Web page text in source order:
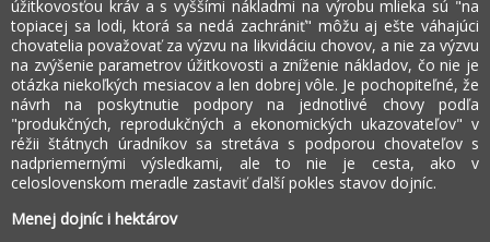
úžitkovosťou kráv a s vyššími nákladmi na výrobu mlieka sú "na
topiacej sa lodi, ktorá sa nedá zachrániť" môžu aj ešte váhajúci
chovatelia považovať za výzvu na likvidáciu chovov, a nie za výzvu
na zvýšenie parametrov úžitkovosti a zníženie nákladov, čo nie je
otázka niekoľkých mesiacov a len dobrej vôle. Je pochopiteľné, že
návrh na poskytnutie podpory na jednotlivé chovy podľa
"produkčných, reprodukčných a ekonomických ukazovateľov" v
réžii štátnych úradníkov sa stretáva s podporou chovateľov s
nadpriemernými výsledkami, ale to nie je cesta, ako v
celoslovenskom meradle zastaviť ďalší pokles stavov dojníc.
Menej dojníc i hektárov